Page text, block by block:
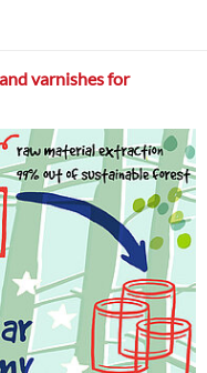
varnishes for